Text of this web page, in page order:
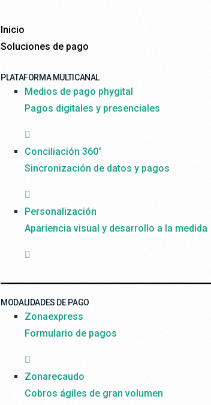
Inicio
Soluciones de pago
PLATAFORMA MULTICANAL
Medios de pago phygital
Pagos digitales y presenciales
Conciliación 360°
Sincronización de datos y pagos
Personalización
Apariencia visual y desarrollo a la medida
MODALIDADES DE PAGO
Zonaexpress
Formulario de pagos
Zonarecaudo
Cobros ágiles de gran volumen